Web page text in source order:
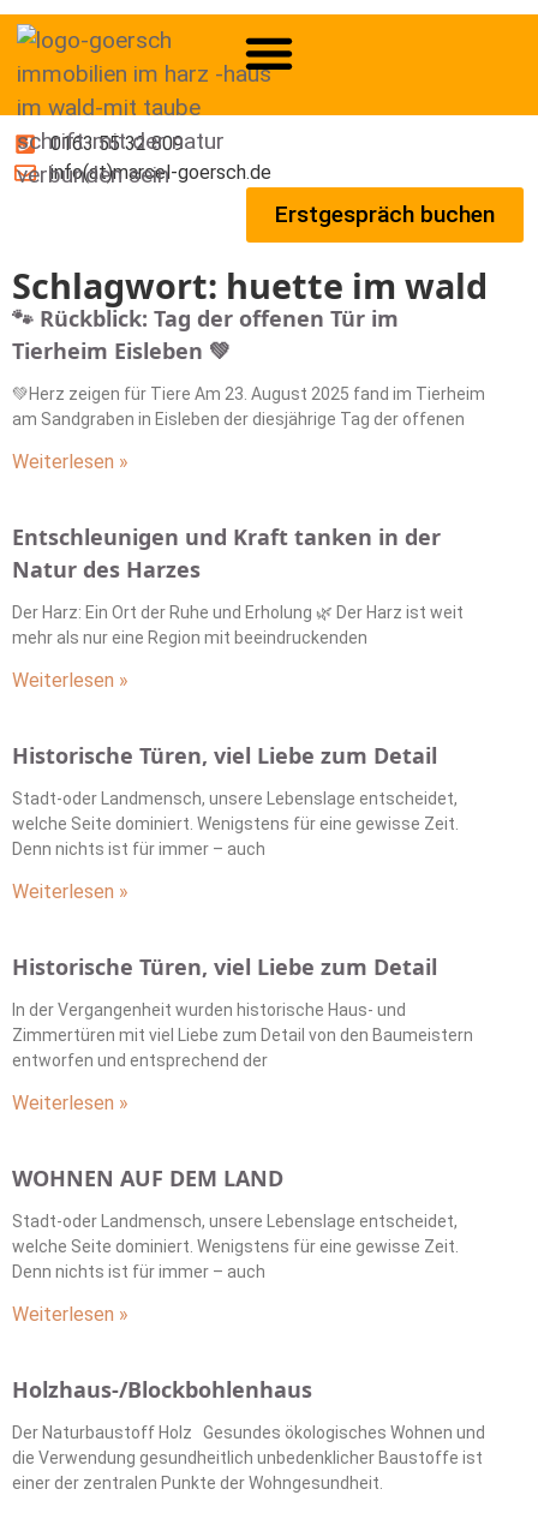
0163 55 32 809
info(at)marcel-goersch.de
Erstgespräch buchen
Schlagwort: huette im wald
🐾 Rückblick: Tag der offenen Tür im
Tierheim Eisleben 💚
💚Herz zeigen für Tiere Am 23. August 2025 fand im Tierheim
am Sandgraben in Eisleben der diesjährige Tag der offenen
Weiterlesen »
Entschleunigen und Kraft tanken in der
Natur des Harzes
Der Harz: Ein Ort der Ruhe und Erholung 🌿 Der Harz ist weit
mehr als nur eine Region mit beeindruckenden
Weiterlesen »
Historische Türen, viel Liebe zum Detail
Stadt-oder Landmensch, unsere Lebenslage entscheidet,
welche Seite dominiert. Wenigstens für eine gewisse Zeit.
Denn nichts ist für immer – auch
Weiterlesen »
Historische Türen, viel Liebe zum Detail
In der Vergangenheit wurden historische Haus- und
Zimmertüren mit viel Liebe zum Detail von den Baumeistern
entworfen und entsprechend der
Weiterlesen »
WOHNEN AUF DEM LAND
Stadt-oder Landmensch, unsere Lebenslage entscheidet,
welche Seite dominiert. Wenigstens für eine gewisse Zeit.
Denn nichts ist für immer – auch
Weiterlesen »
Holzhaus-/Blockbohlenhaus
Der Naturbaustoff Holz Gesundes ökologisches Wohnen und
die Verwendung gesundheitlich unbedenklicher Baustoffe ist
einer der zentralen Punkte der Wohngesundheit.